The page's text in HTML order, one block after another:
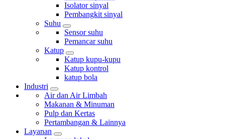
Isolator sinyal
Pembangkit sinyal
Suhu
Sensor suhu
Pemancar suhu
Katup
Katup kupu-kupu
Katup kontrol
katup bola
Industri
Air dan Air Limbah
Makanan & Minuman
Pulp dan Kertas
Pertambangan & Lainnya
Layanan